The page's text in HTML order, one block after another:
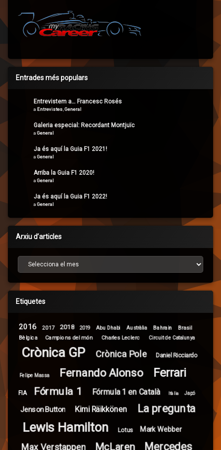
Entrades més populars
Entrevistem a… Francesc Rosés
a Entrevistes General
Galeria especial: Recordant Montjuïc
a General
Ja és aquí la Guia F1 2021!
a General
Arriba la Guia F1 2020!
a General
Ja és aquí la Guia F1 2022!
a General
Arxiu d’articles
Arxiu d’articles
Etiquetes
2016 2017 2018 2019 Abu Dhabi Austràlia Bahrain
Brasil
Bèlgica
Campions del món Charles Leclerc Circuit de Catalunya
Crònica GP Crònica Pole Daniel Ricciardo
Felipe Massa Fernando Alonso Ferrari
FIA Fórmula 1 Fórmula 1 en Català Itàlia Japó
Jenson Button Kimi Räikkönen La pregunta
Lewis Hamilton Lotus Mark Webber
Max Verstappen McLaren Mercedes